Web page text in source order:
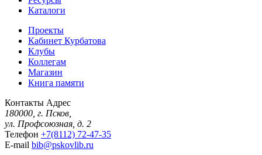
Каталоги
Проекты
Кабинет Курбатова
Клубы
Коллегам
Магазин
Книга памяти
Контакты Адрес
180000, г. Псков,
ул. Профсоюзная, д. 2
Телефон +7(8112) 72-47-35
E-mail bib@pskovlib.ru